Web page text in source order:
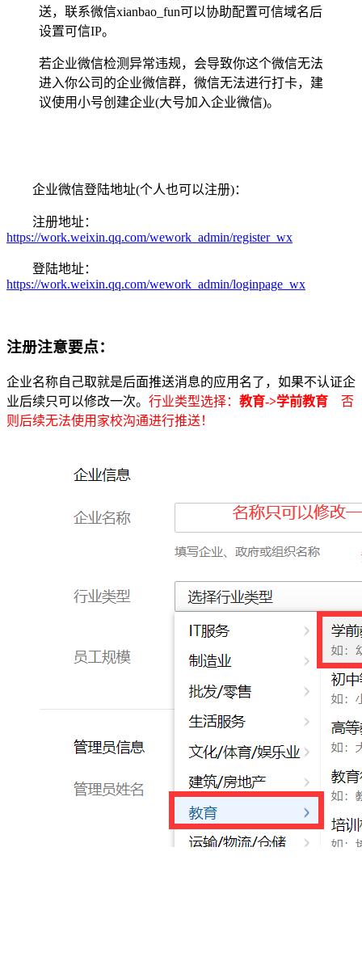
送，联系微信xianbao_fun可以协助配置可信域名后
设置可信IP。
若企业微信检测异常违规，会导致你这个微信无法
进入你公司的企业微信群，微信无法进行打卡，建
议使用小号创建企业(大号加入企业微信)。
企业微信登陆地址(个人也可以注册)：
注册地址：
https://work.weixin.qq.com/wework_admin/register_wx
登陆地址：
https://work.weixin.qq.com/wework_admin/loginpage_wx
注册注意要点：
企业名称自己取就是后面推送消息的应用名了，如果不认证企
业后续只可以修改一次。 行业类型选择： 教育->学前教育 否
则后续无法使用家校沟通进行推送！